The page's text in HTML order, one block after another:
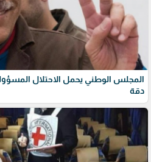
المجلس الوطني يحمل الاحتلال
دقة